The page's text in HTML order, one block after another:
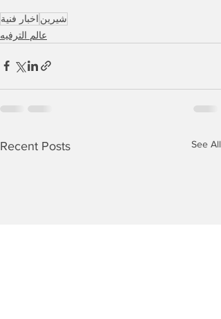
اخبار فنية شيرين
عالم الترفيه
Recent Posts See All